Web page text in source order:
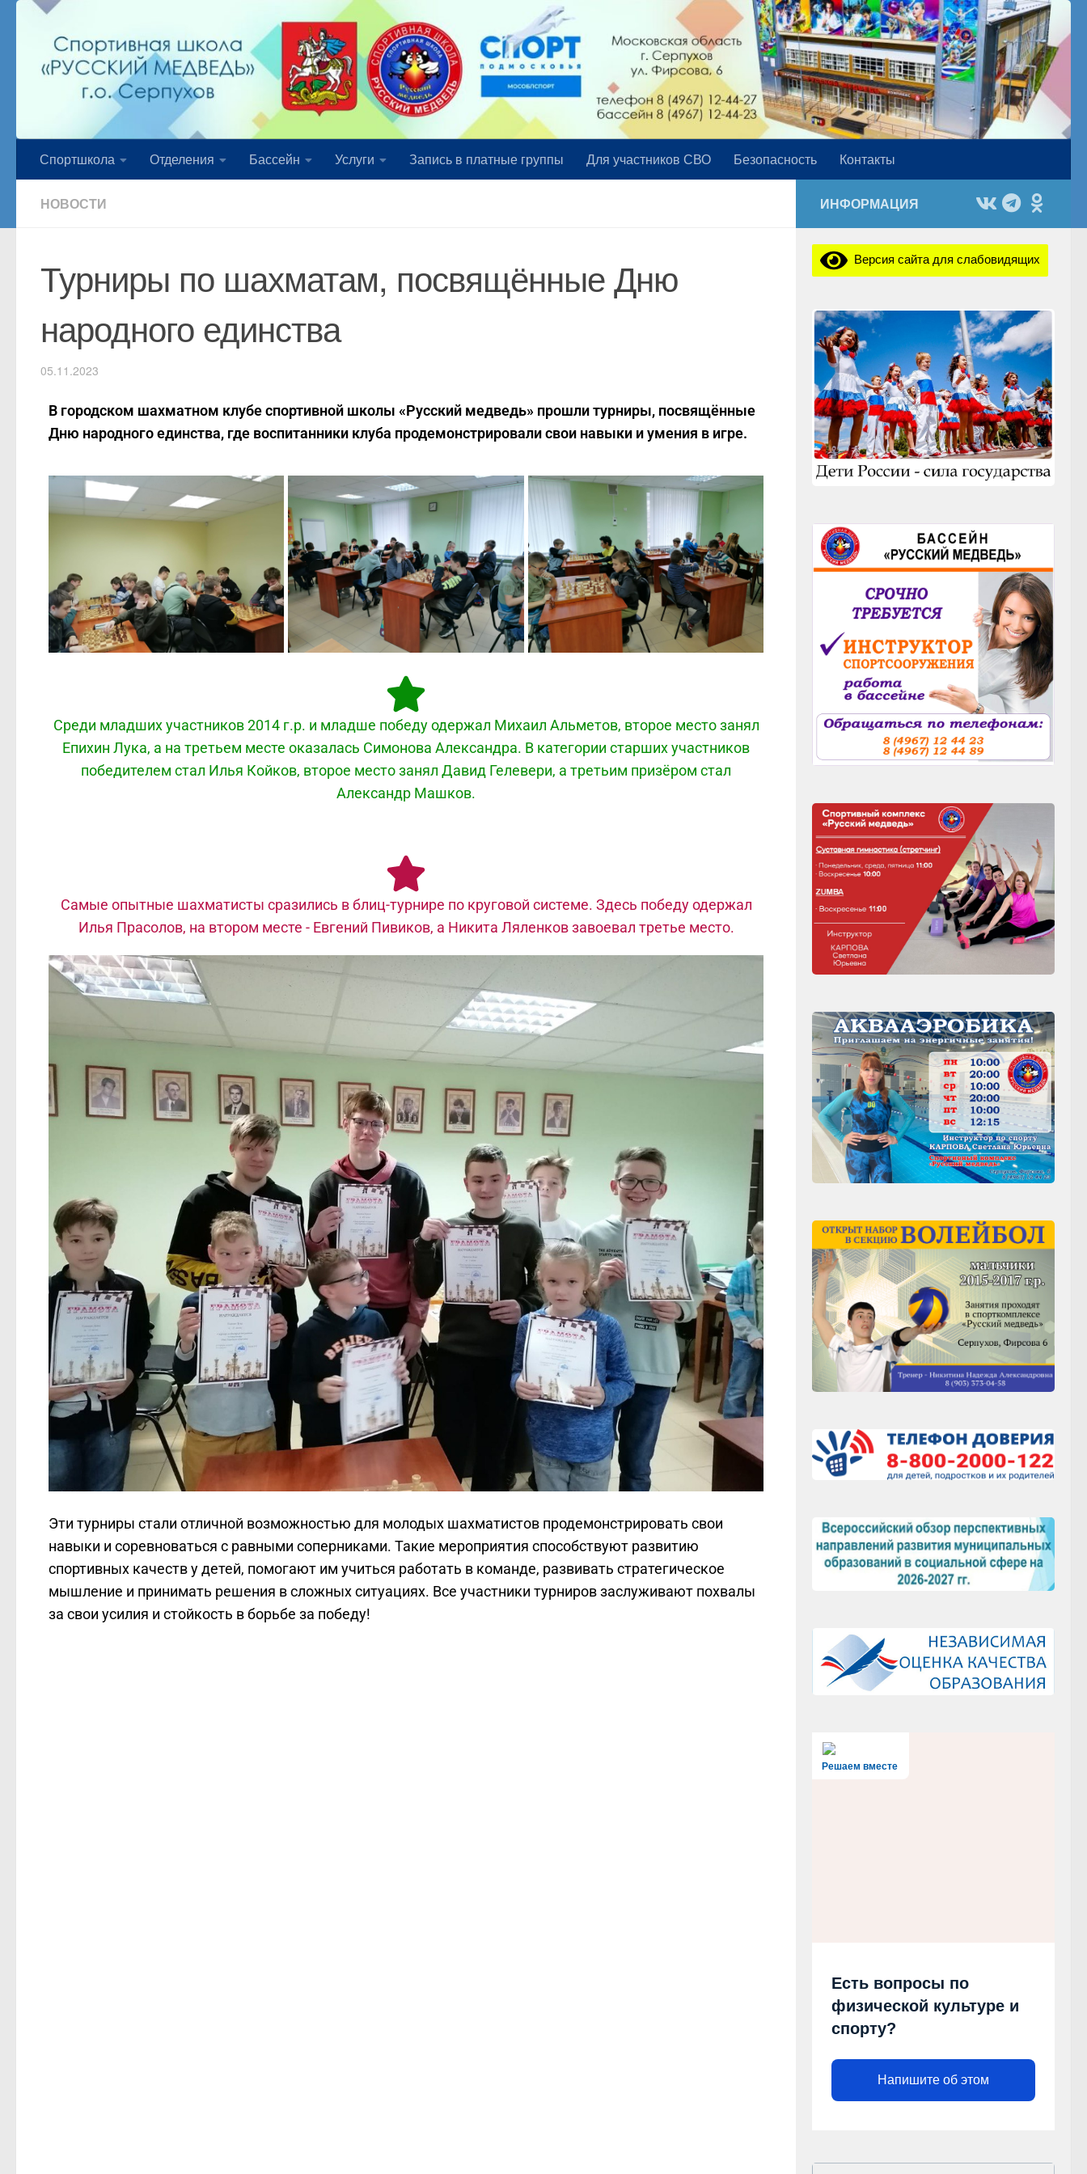
Спортшкола Отделения Бассейн Услуги Запись в платные группы Для участников СВО Безопасность Контакты
НОВОСТИ
Турниры по шахматам, посвящённые Дню
народного единства
05.11.2023
В городском шахматном клубе спортивной школы «Русский медведь» прошли турниры, посвящённые
Дню народного единства, где воспитанники клуба продемонстрировали свои навыки и умения в игре.
Среди младших участников 2014 г.р. и младше победу одержал Михаил Альметов, второе место занял
Епихин Лука, а на третьем месте оказалась Симонова Александра. В категории старших участников
победителем стал Илья Койков, второе место занял Давид Гелевери, а третьим призёром стал
Александр Машков.
Самые опытные шахматисты сразились в блиц-турнире по круговой системе. Здесь победу одержал
Илья Прасолов, на втором месте - Евгений Пивиков, а Никита Ляленков завоевал третье место.
Эти турниры стали отличной возможностью для молодых шахматистов продемонстрировать свои
навыки и соревноваться с равными соперниками. Такие мероприятия способствуют развитию
спортивных качеств у детей, помогают им учиться работать в команде, развивать стратегическое
мышление и принимать решения в сложных ситуациях. Все участники турниров заслуживают похвалы
за свои усилия и стойкость в борьбе за победу!
ИНФОРМАЦИЯ
Версия сайта для слабовидящих
Решаем вместе
Есть вопросы по
физической культуре и
спорту?
Напишите об этом